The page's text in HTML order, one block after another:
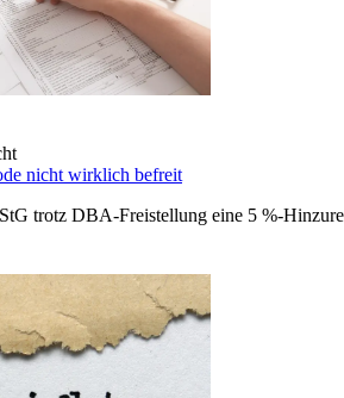
nicht wirklich befreit
trotz DBA-Freistellung eine 5 %-